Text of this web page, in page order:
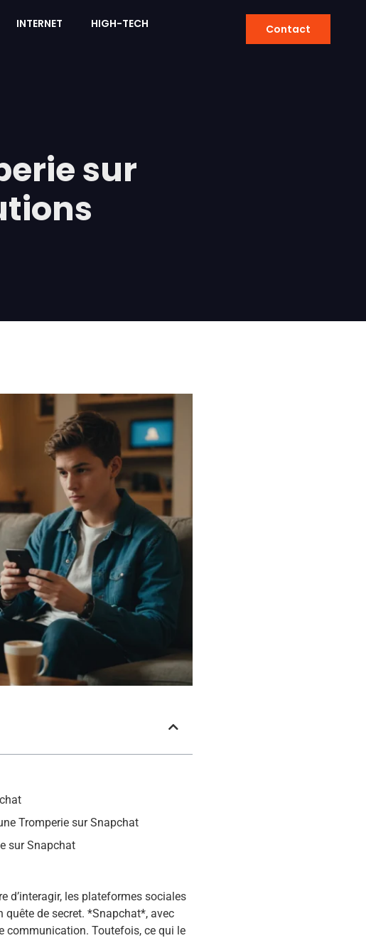
INTERNET HIGH-TECH Contact
sur
Tromperie sur Snapchat
sur Snapchat
d’interagir, les plateformes sociales
de secret. *Snapchat*, avec
communication. Toutefois, ce qui le